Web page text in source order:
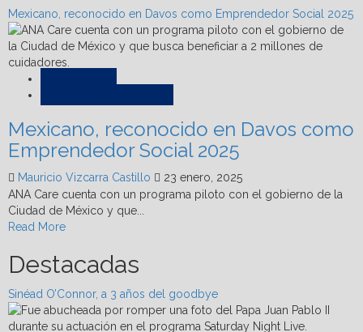
Mexicano, reconocido en Davos como Emprendedor Social 2025
Mexicano, reconocido en Davos como
Emprendedor Social 2025
Mauricio Vizcarra Castillo
23 enero, 2025
ANA Care cuenta con un programa piloto con el gobierno de la
Ciudad de México y que...
Read MoreRead
about
Mexicano,
reconocido
en
Davos
Destacadas
Sinéad O’Connor, a 3 años del goodbye